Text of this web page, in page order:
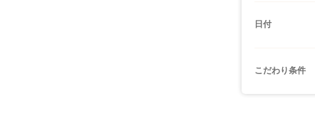
日付
こだわり条件